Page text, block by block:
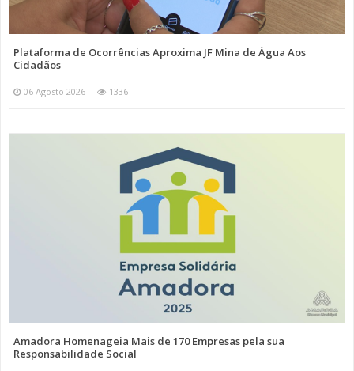
Plataforma de Ocorrências Aproxima JF Mina de Água Aos
Cidadãos
06 Agosto 2026 1336
Amadora Homenageia Mais de 170 Empresas pela sua
Responsabilidade Social